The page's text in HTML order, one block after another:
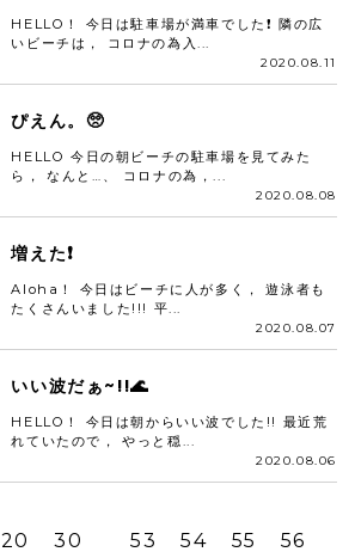
HELLO！ 今日は駐車場が満車でした❗ 隣の広
いビーチは， コロナの為入...
2020.08.11
ぴえん。🥺
HELLO 今日の朝ビーチの駐車場を見てみた
ら， なんと…、 コロナの為，...
2020.08.08
増えた❗
Aloha！ 今日はビーチに人が多く， 遊泳者も
たくさんいました!!! 平...
2020.08.07
いい波だぁ~!!🌊
HELLO！ 今日は朝からいい波でした!! 最近荒
れていたので， やっと穏...
2020.08.06
20 30 53 54 55
56